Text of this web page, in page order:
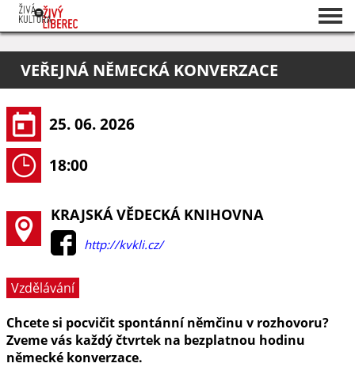
O projektu
Pořadatelé
VEŘEJNÁ NĚMECKÁ KONVERZACE
25. 06. 2026
18:00
KRAJSKÁ VĚDECKÁ KNIHOVNA
http://kvkli.cz/
Vzdělávání
Chcete si pocvičit spontánní němčinu v rozhovoru?
Zveme vás každý čtvrtek na bezplatnou hodinu
německé konverzace.